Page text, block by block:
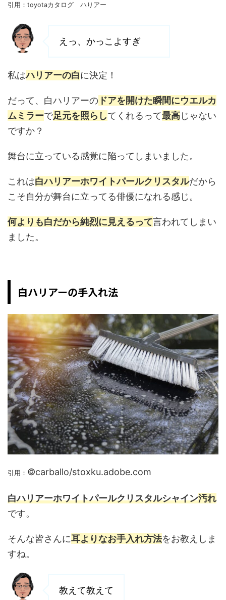
引用：toyotaカタログ ハりアー
えっ、かっこよすぎ
私はハリアーの白に決定！
だって、白ハリアーの ドアを開けた瞬間にウエルカ
ムミラーで足元を照らしてくれるって最高じゃない
ですか？
舞台に立っている感覚に陥ってしまいました。
これは白ハリアーホワイトパールクリスタルだから
こそ自分が舞台に立ってる俳優になれる感じ。
何よりも白だから純烈に見えるって言われてしまい
ました。
白ハリアーの手入れ法
引用： ©carballo/stoxku.adobe.com
白ハリアーホワイトパールクリスタルシャイン汚れ
です。
そんな皆さんに耳よりなお手入れ方法をお教えしま
すね。
教えて教えて